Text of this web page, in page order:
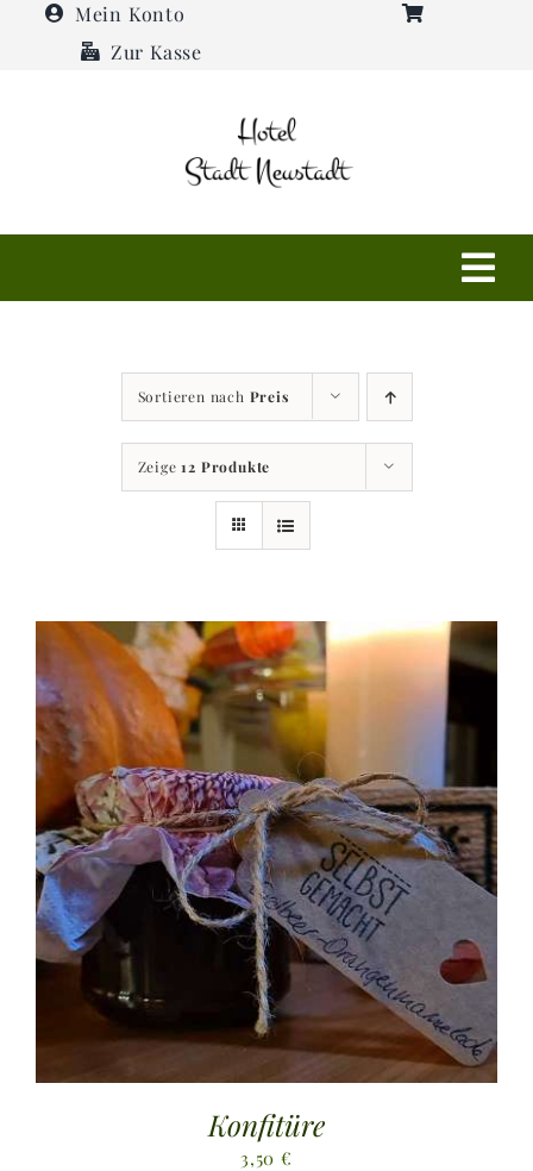
Mein Konto
Zur Kasse
Restaurant
Anfahrt + Kontakt
Sortieren nach Preis
Zeige12 Produkte
Konfitüre
3,50€